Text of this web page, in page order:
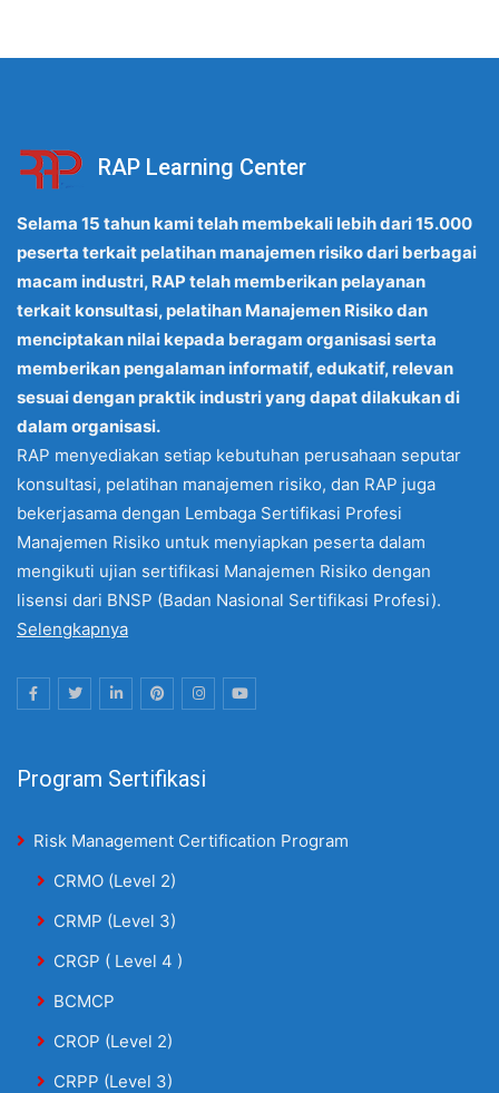
RAP Learning Center
Selama 15 tahun kami telah membekali lebih dari 15.000
peserta terkait pelatihan manajemen risiko dari berbagai
macam industri, RAP telah memberikan pelayanan
terkait konsultasi, pelatihan Manajemen Risiko dan
menciptakan nilai kepada beragam organisasi serta
memberikan pengalaman informatif, edukatif, relevan
sesuai dengan praktik industri yang dapat dilakukan di
dalam organisasi.
RAP menyediakan setiap kebutuhan perusahaan seputar
konsultasi, pelatihan manajemen risiko, dan RAP juga
bekerjasama dengan Lembaga Sertifikasi Profesi
Manajemen Risiko untuk menyiapkan peserta dalam
mengikuti ujian sertifikasi Manajemen Risiko dengan
lisensi dari BNSP (Badan Nasional Sertifikasi Profesi).
Selengkapnya
Program Sertifikasi
Risk Management Certification Program
CRMO (Level 2)
CRMP (Level 3)
CRGP ( Level 4 )
BCMCP
CROP (Level 2)
CRPP (Level 3)